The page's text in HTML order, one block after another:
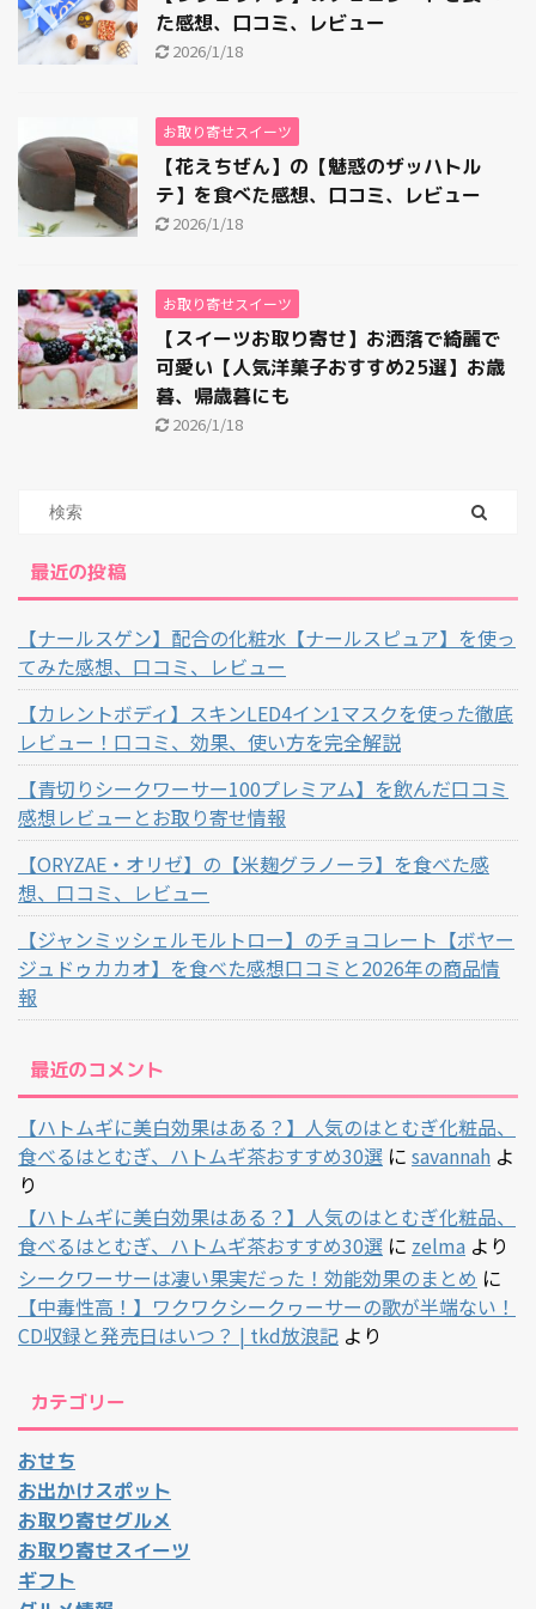
た感想、口コミ、レビュー
2026/1/18
お取り寄せスイーツ
【花えちぜん】の【魅惑のザッハトル
テ】を食べた感想、口コミ、レビュー
2026/1/18
お取り寄せスイーツ
【スイーツお取り寄せ】お洒落で綺麗で
可愛い【人気洋菓子おすすめ25選】お歳
暮、帰歳暮にも
2026/1/18
最近の投稿
【ナールスゲン】配合の化粧水【ナールスピュア】を使っ
てみた感想、口コミ、レビュー
【カレントボディ】スキンLED4イン1マスクを使った徹底
レビュー！口コミ、効果、使い方を完全解説
【青切りシークワーサー100プレミアム】を飲んだ口コミ
感想レビューとお取り寄せ情報
【ORYZAE・オリゼ】の【米麹グラノーラ】を食べた感
想、口コミ、レビュー
【ジャンミッシェルモルトロー】のチョコレート【ボヤー
ジュドゥカカオ】を食べた感想口コミと2026年の商品情
報
最近のコメント
【ハトムギに美白効果はある？】人気のはとむぎ化粧品、
食べるはとむぎ、ハトムギ茶おすすめ30選 に savannah よ
り
【ハトムギに美白効果はある？】人気のはとむぎ化粧品、
食べるはとむぎ、ハトムギ茶おすすめ30選 に zelma より
シークワーサーは凄い果実だった！効能効果のまとめ に
【中毒性高！】ワクワクシークヮーサーの歌が半端ない！
CD収録と発売日はいつ？ | tkd放浪記 より
カテゴリー
おせち
お出かけスポット
お取り寄せグルメ
お取り寄せスイーツ
ギフト